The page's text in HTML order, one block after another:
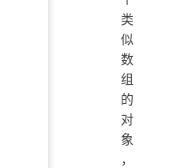
类
似
数
组
的
对
象
，